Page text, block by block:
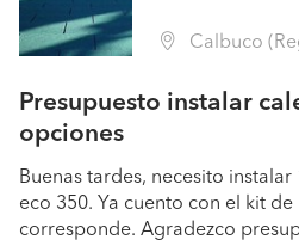
Calbuco (Región X
Presupuesto instalar
opciones
Buenas tardes, necesito
eco 350. Ya cuento con el kit
corresponde. Agradezco